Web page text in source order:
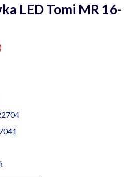
LED Tomi MR 16-